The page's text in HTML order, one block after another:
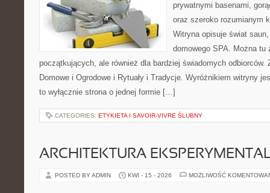
prywatnymi basenami,
oraz szeroko rozumianym
Witryna opisuje świat
domowego SPA. Można
początkujących, ale również dla bardziej świadomych odbiorców.
Domowe i Ogrodowe i Rytuały i Tradycje. Wyróżnikiem witryny
to wyłącznie strona o jednej formie […]
CATEGORIES: ETYKIETA I SAVOIR-VIVRE ŚLUBNY
ARCHITEKTURA
POSTED BY ADMIN KWI - 15 - 2026 MOŻLIWOŚĆ